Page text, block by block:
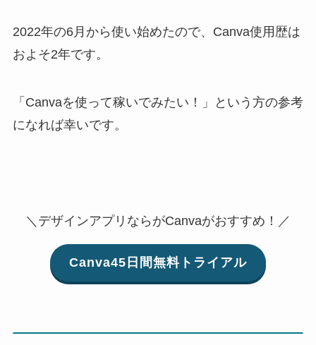
2022年の6月から使い始めたので、Canva使用歴は
およそ2年です。
「Canvaを使って稼いでみたい！」という方の参考
になれば幸いです。
＼デザインアプリならがCanvaがおすすめ！／
Canva45日間無料トライアル